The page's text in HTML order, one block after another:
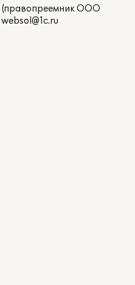
(правопреемник ООО
websol@1c.ru